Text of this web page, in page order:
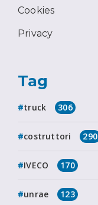
Cookies
Privacy
Tag
truck 306
costruttori 290
IVECO 170
unrae 123